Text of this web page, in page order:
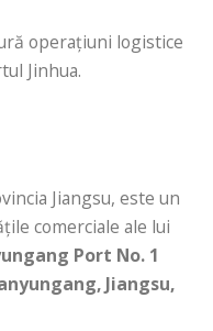
operațiuni logistice
Jinhua.
Jiangsu, este un
comerciale ale lui
Port No. 1
Jiangsu,